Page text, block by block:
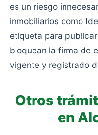
es un riesgo
inmobiliarios como
etiqueta para
bloquean la firma de
vigente y registrado
Otros
en